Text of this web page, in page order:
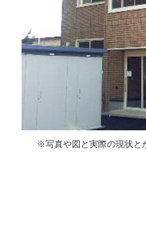
※写真や図と実際の現状と